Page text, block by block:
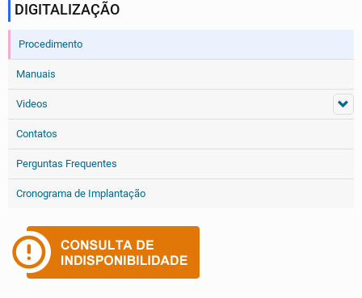
DIGITALIZAÇÃO
Procedimento
Manuais
Videos
Contatos
Perguntas Frequentes
Cronograma de Implantação